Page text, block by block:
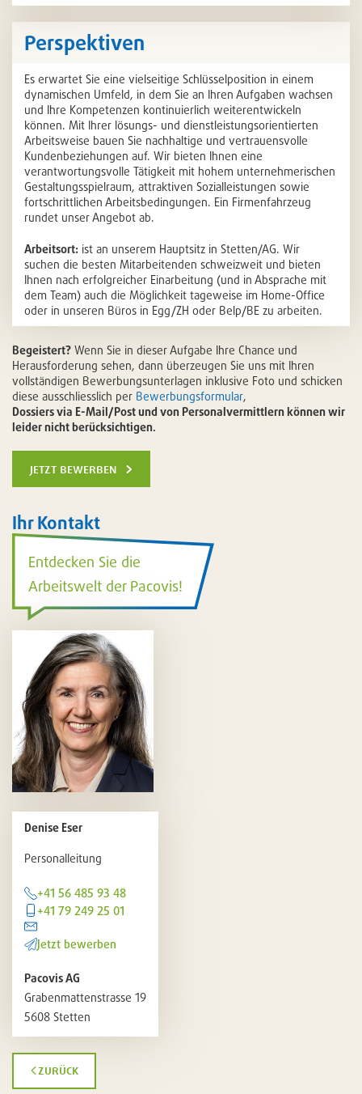
Perspektiven
Es erwartet Sie eine vielseitige Schlüsselposition in einem
dynamischen Umfeld, in dem Sie an Ihren Aufgaben wachsen
und Ihre Kompetenzen kontinuierlich weiterentwickeln
können. Mit Ihrer lösungs- und dienstleistungsorientierten
Arbeitsweise bauen Sie nachhaltige und vertrauensvolle
Kundenbeziehungen auf. Wir bieten Ihnen eine
verantwortungsvolle Tätigkeit mit hohem unternehmerischen
Gestaltungsspielraum, attraktiven Sozialleistungen sowie
fortschrittlichen Arbeitsbedingungen. Ein Firmenfahrzeug
rundet unser Angebot ab.
Arbeitsort: ist an unserem Hauptsitz in Stetten/AG. Wir
suchen die besten Mitarbeitenden schweizweit und bieten
Ihnen nach erfolgreicher Einarbeitung (und in Absprache mit
dem Team) auch die Möglichkeit tageweise im Home-Office
oder in unseren Büros in Egg/ZH oder Belp/BE zu arbeiten.
Begeistert? Wenn Sie in dieser Aufgabe Ihre Chance und
Herausforderung sehen, dann überzeugen Sie uns mit Ihren
vollständigen Bewerbungsunterlagen inklusive Foto und schicken
diese ausschliesslich per Bewerbungsformular,
Dossiers via E-Mail/Post und von Personalvermittlern können wir
leider nicht berücksichtigen.
jetzt bewerben
Ihr Kontakt
Entdecken Sie die
Arbeitswelt der Pacovis!
Denise Eser
Personalleitung
+41 56 485 93 48
+41 79 249 25 01
Jetzt bewerben
Pacovis AG
Grabenmattenstrasse 19
5608 Stetten
zurück